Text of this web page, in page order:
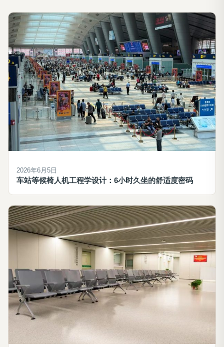
2026年6月5日
车站等候椅人机工程学设计：6小时久坐的舒适度密码